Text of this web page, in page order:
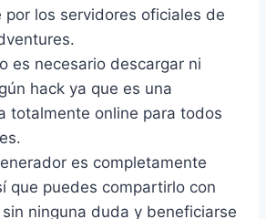
por los servidores oficiales de
es necesario descargar ni
hack ya que es una
totalmente online para todos
es completamente
que puedes compartirlo con
ninguna duda y beneficiarse